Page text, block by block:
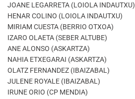
JOANE LEGARRETA (LOIOLA INDAUTXU)
HENAR COLINO (LOIOLA INDAUTXU)
MIRIAM CUESTA (BERRIO OTXOA)
IZARO OLAETA (SEBER ALTUBE)
ANE ALONSO (ASKARTZA)
NAHIA ETXEGARAI (ASKARTZA)
OLATZ FERNANDEZ (IBAIZABAL)
JULENE ROYALE (IBAIZABAL)
IRUNE ORIO (CP MENDIA)